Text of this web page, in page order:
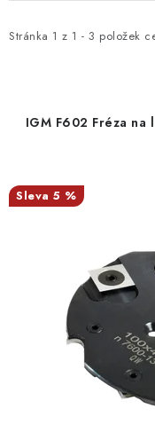
i
u
k
Stránka 1 z 1 - 3 položek
e
d
u
IGM F602 Fréza na
5 %